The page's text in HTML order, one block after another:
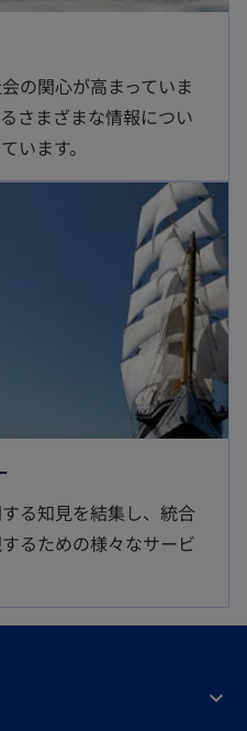
の関心が高まっていま
さまざまな情報につい
います。
し
い
で
る知見を結集し、統合
るための様々なサービ
新しいタブで開く